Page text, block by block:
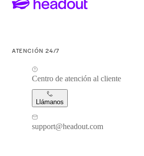
ATENCIÓN 24/7
Centro de atención al cliente
Llámanos
support@headout.com